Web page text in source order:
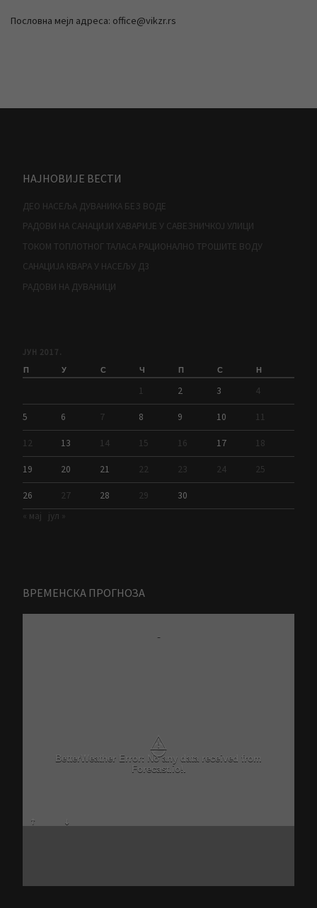
Пословна мејл адреса: office@vikzr.rs
НАЈНОВИЈЕ ВЕСТИ
ДЕО НАСЕЉА ДУВАНИКА БЕЗ ВОДЕ
РАДОВИ НА САНАЦИЈИ ХАВАРИЈЕ У САВЕЗНИЧКОЈ УЛИЦИ
ТОКОМ ТОПЛОТНОГ ТАЛАСА РАЦИОНАЛНО ТРОШИТЕ ВОДУ
САНАЦИЈА КВАРА У НАСЕЉУ Д3
РАДОВИ НА ДУВАНИЦИ
ЈУН 2017.
П У С Ч П С Н
1 2 3 4
5 6 7 8 9 10 11
12 13 14 15 16 17 18
19 20 21 22 23 24 25
26 27 28 29
30
« мај
јул »
ВРЕМЕНСКА ПРОГНОЗА
-
⚠
BetterWeather Error: No any data received from
Forecast.io!.